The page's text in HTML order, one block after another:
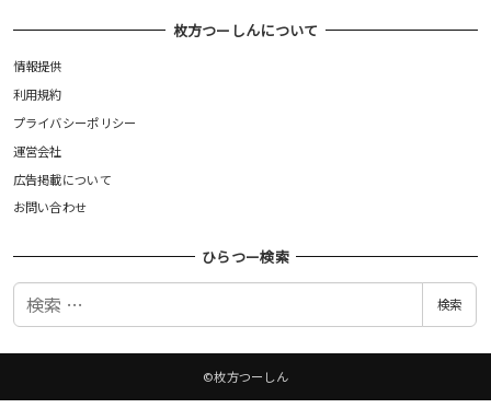
枚方つーしんについて
情報提供
利用規約
プライバシーポリシー
運営会社
広告掲載について
お問い合わせ
ひらつー検索
検
検索
©枚方つーしん